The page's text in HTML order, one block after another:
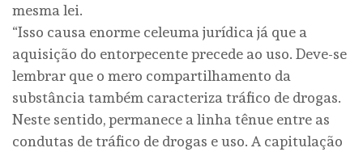
mesma lei.
“Isso causa enorme celeuma jurídica já que a
aquisição do entorpecente precede ao uso. Deve-se
lembrar que o mero compartilhamento da
substância também caracteriza tráfico de drogas.
Neste sentido, permanece a linha tênue entre as
condutas de tráfico de drogas e uso. A capitulação